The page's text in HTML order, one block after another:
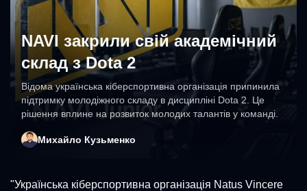
NAVI закрили свій академічний
склад з Dota 2
Відома українська кіберспортивна організація припинила
підтримку молодіжного складу в дисципліні Dota 2. Це
рішення вплине на розвиток молодих талантів у команді.
Михайло Кузьменко
"Українська кіберспортивна організація Natus Vincere